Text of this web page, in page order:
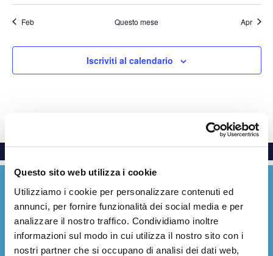
Questo sito web utilizza i cookie
Utilizziamo i cookie per personalizzare contenuti ed
annunci, per fornire funzionalità dei social media e per
analizzare il nostro traffico. Condividiamo inoltre
informazioni sul modo in cui utilizza il nostro sito con i
nostri partner che si occupano di analisi dei dati web,
Feb Questo mese Apr
Iscriviti al calendario
Everywhere with care